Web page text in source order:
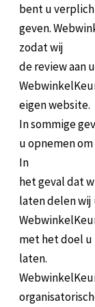
bent u
geven.
zodat wij
de review aan
eigen website.
In sommige
u opnemen
In
het geval dat
laten delen wij
met het doel
laten.